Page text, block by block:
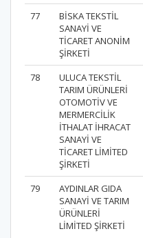
77
BİSKA TEKSTİL
SANAYİ VE
TİCARET ANONİM
ŞİRKETİ
78
ULUCA TEKSTİL
TARIM ÜRÜNLERİ
OTOMOTİV VE
MERMERCİLİK
İTHALAT İHRACAT
SANAYİ VE
TİCARET LİMİTED
ŞİRKETİ
79
AYDINLAR GIDA
SANAYİ VE TARIM
ÜRÜNLERİ
LİMİTED ŞİRKETİ